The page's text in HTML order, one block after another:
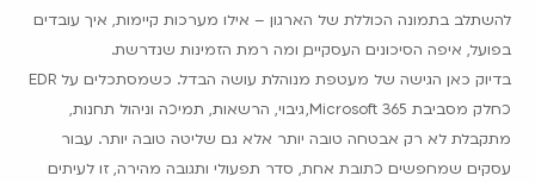
להשתלב בתמונה הכוללת של הארגון – אילו מערכות קיימות, איך עובדים
בפועל, איפה הסיכונים העסקיים, ומה רמת הזמינות שנדרשת.
בדיוק כאן הגישה של מעטפת מנוהלת עושה הבדל. כשמסתכלים על EDR
כחלק מסביבת Microsoft 365, גיבוי, הרשאות, תמיכה וניהול תחנות,
מתקבלת לא רק אבטחה טובה יותר אלא גם שליטה טובה יותר. עבור
עסקים שמחפשים כתובת אחת, סדר תפעולי ותגובה מהירה, זו לעיתים